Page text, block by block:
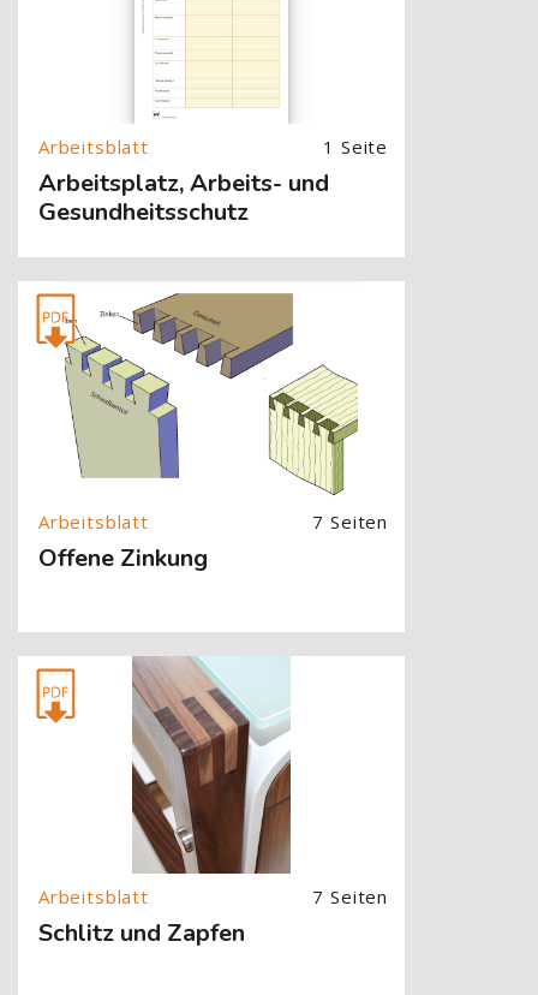
1 Seite
Arbeitsplatz, Arbeits- und
Gesundheitsschutz
[Cocoon] About (Text with Image) überspringen
7 Seiten
Offene Zinkung
[Cocoon] About (Text with Image) überspringen
7 Seiten
Schlitz und Zapfen